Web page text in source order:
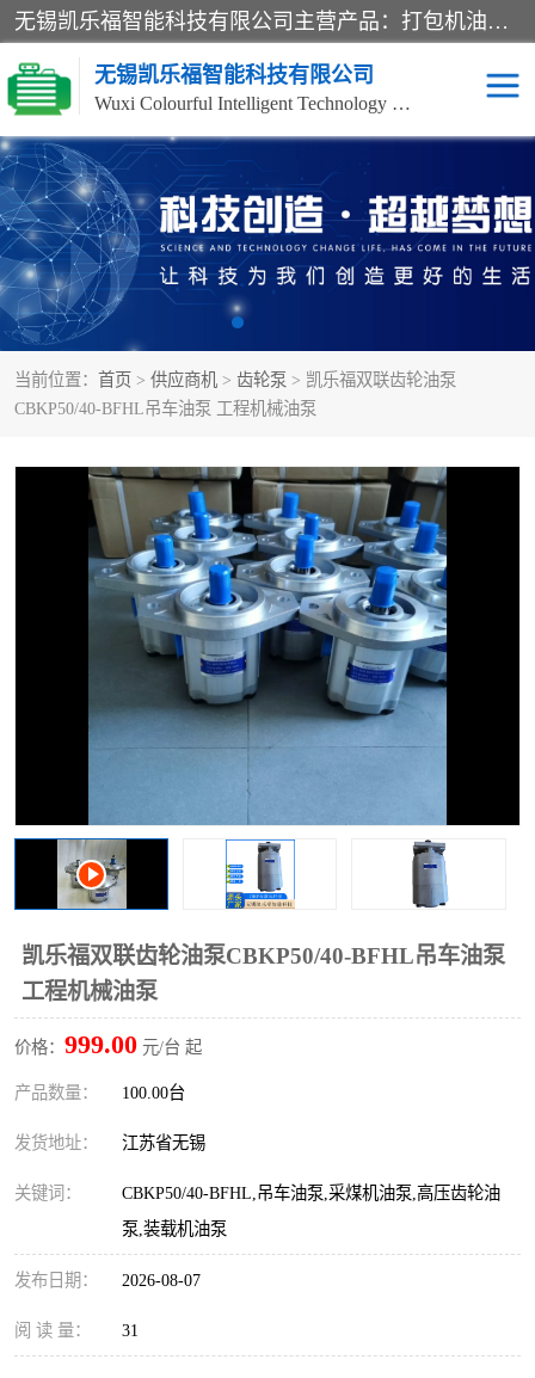
无锡凯乐福智能科技有限公司主营产品：打包机油泵、风冷式油冷却器、液压阀、液压泵、冷却器、过滤器及气动元器件。公司主导生产齿轮泵、齿轮马达、液压阀等产品。共计100多个系列、3000余种规格。覆盖了液压系统的动力元件、控制元件和执行元件，具备较强的成套供货、服务能力。
无锡凯乐福智能科技有限公司
Wuxi Colourful Intelligent Technology Co., Ltd
当前位置： 首页 > 供应商机 > 齿轮泵 > 凯乐福双联齿轮油泵
CBKP50/40-BFHL吊车油泵 工程机械油泵
凯乐福双联齿轮油泵CBKP50/40-BFHL吊车油泵
工程机械油泵
价格： 999.00 元/台 起
产品数量： 100.00台
发货地址： 江苏省无锡
关键词：
CBKP50/40-BFHL,吊车油泵,采煤机油泵,高压齿轮油
泵,装载机油泵
发布日期： 2026-08-07
阅 读 量： 31
齿轮泵 机床冷却泵
风冷式油冷却器 叶片泵
液压马达
柱塞泵 方向阀
高压球阀 电机
过滤器 列管式油冷却器